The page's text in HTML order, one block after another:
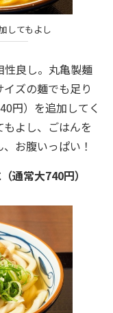
してもよし
良し。丸亀製麺
ズの麺でも足り
円）を追加してく
よし、ごはんを
お腹いっぱい！
通常大740円）